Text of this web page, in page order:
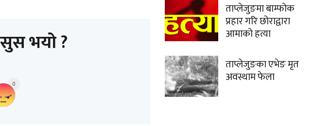
भयो ?
0
ताप्लेजुङमा बाम्फोक
प्रहार गरि छोराद्वारा
आमाको हत्या
ताप्लेजुङका एभेङ मृत
अवस्थाम फेला